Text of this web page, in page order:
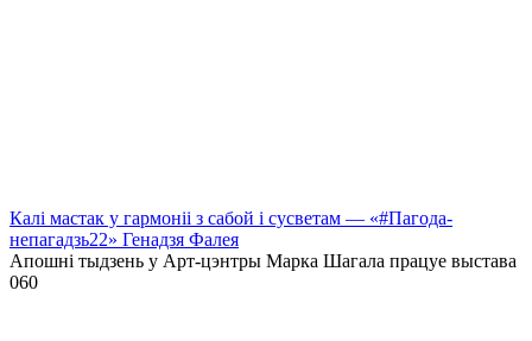
Калі мастак у гармоніі з сабой і сусветам — «#Пагода-
непагадзь22» Генадзя Фалея
Апошні тыдзень у Арт-цэнтры Марка Шагала працуе выстава
060